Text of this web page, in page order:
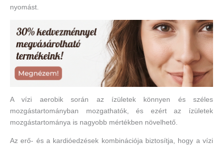
nyomást.
A vízi aerobik során az ízületek könnyen és széles
mozgástartományban mozgathatók, és ezért az ízületek
mozgástartománya is nagyobb mértékben növelhető.
Az erő- és a kardióedzések kombinációja biztosítja, hogy a vízi